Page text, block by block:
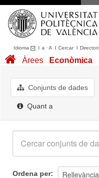
Idioma I a ·A I CercarI Directori
Conjunts de dades
Quant a
Àrees Econòmica
Conjunts de dades
Quant a
Ordena per